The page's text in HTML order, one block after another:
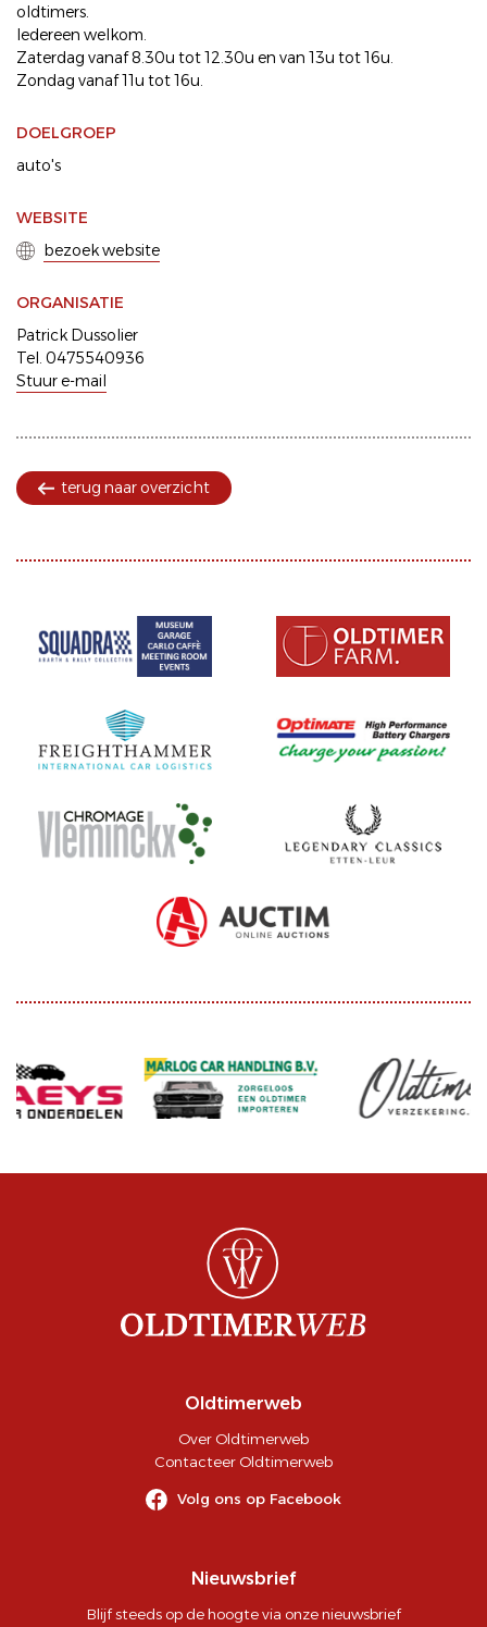
oldtimers.
Iedereen welkom.
Zaterdag vanaf 8.30u tot 12.30u en van 13u tot 16u.
Zondag vanaf 11u tot 16u.
DOELGROEP
auto's
WEBSITE
bezoek website
ORGANISATIE
Patrick Dussolier
Tel. 0475540936
Stuur e-mail
terug naar overzicht
Oldtimerweb
Over Oldtimerweb
Contacteer Oldtimerweb
Volg ons op Facebook
Nieuwsbrief
Blijf steeds op de hoogte via onze nieuwsbrief